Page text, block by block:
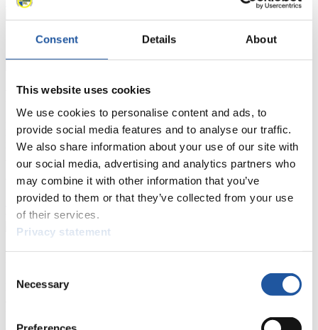
Consent Details About
This website uses cookies
We use cookies to personalise content and ads, to
provide social media features and to analyse our traffic.
We also share information about your use of our site with
our social media, advertising and analytics partners who
may combine it with other information that you’ve
provided to them or that they’ve collected from your use
of their services.
Privacy statement
Selection
Necessary
Für Presse- und Medienvertreter
Hier finden Sie Informationen für Presse- und Medienvertreter. Sie
haben Zugriff auf Athletenbiographien und Informationen zu
Wettkämpfen. Außerdem können Sie Ihre Medienakkreditierung
beantragen, die Grundregeln des Rennrodelsports einsehen und
allgemeine Neuigkeiten einholen.
>> Weiter
Für Nationale Verbände
Hier können Sie sich über allgemeine Neuigkeiten informieren, das
aktuelle Regelwerk sowie Richtlinien zu Wettkämpfen, Anti-Doping
Ausschreibungen für Wettkämpfe herunterladen, sowie auf die